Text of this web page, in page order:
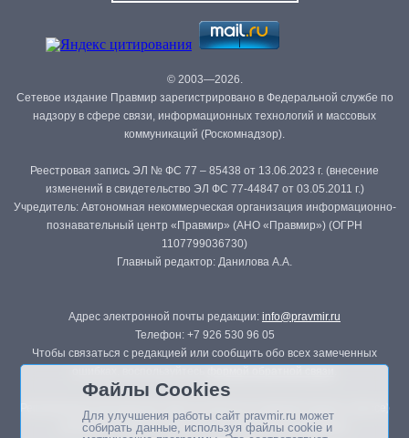
© 2003—2026.
Сетевое издание Правмир зарегистрировано в Федеральной службе по
надзору в сфере связи, информационных технологий и массовых
коммуникаций (Роскомнадзор).
Реестровая запись ЭЛ № ФС 77 – 85438 от 13.06.2023 г. (внесение
изменений в свидетельство ЭЛ ФС 77-44847 от 03.05.2011 г.)
Учредитель: Автономная некоммерческая организация информационно-
познавательный центр «Правмир» (АНО «Правмир») (ОГРН
1107799036730)
Главный редактор: Данилова А.А.
Адрес электронной почты редакции: info@pravmir.ru
Телефон: +7 926 530 96 05
Чтобы связаться с редакцией или сообщить обо всех замеченных
Републикация материалов сайта в печатных изданиях (книгах, прессе)
возможна только с письменного разрешения редакции.
Файлы Cookies
Для улучшения работы сайт pravmir.ru может
собирать данные, используя файлы cookie и